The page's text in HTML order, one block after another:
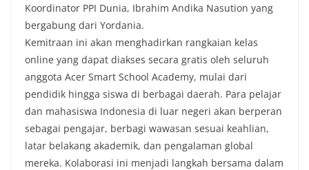
Koordinator PPI Dunia, Ibrahim Andika Nasution yang
bergabung dari Yordania.
Kemitraan ini akan menghadirkan rangkaian kelas
online yang dapat diakses secara gratis oleh seluruh
anggota Acer Smart School Academy, mulai dari
pendidik hingga siswa di berbagai daerah. Para pelajar
dan mahasiswa Indonesia di luar negeri akan berperan
sebagai pengajar, berbagi wawasan sesuai keahlian,
latar belakang akademik, dan pengalaman global
mereka. Kolaborasi ini menjadi langkah bersama dalam